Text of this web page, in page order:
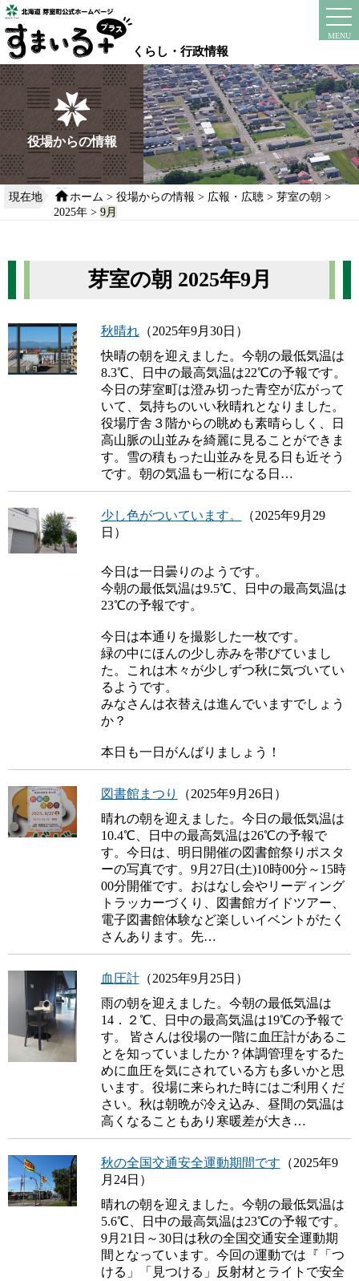
本
文
へ
移
動
る
くらし・行政情報
MENU
instagram
役場からの情報
現在地 ホーム > 役場からの情報 > 広報・広聴> 芽室の朝 >
2025年> 9月
芽室の朝 2025年9月
秋晴れ（2025年9月30日）
快晴の朝を迎えました。今朝の最低気温は
8.3℃、日中の最高気温は22℃の予報です。
今日の芽室町は澄み切った青空が広がって
いて、気持ちのいい秋晴れとなりました。
役場庁舎３階からの眺めも素晴らしく、日
高山脈の山並みを綺麗に見ることができま
す。雪の積もった山並みを見る日も近そう
です。朝の気温も一桁になる日…
少し色がついています。
（2025年9月29
日）
今日は一日曇りのようです。
今朝の最低気温は9.5℃、日中の最高気温は
23℃の予報です。
今日は本通りを撮影した一枚です。
緑の中にほんの少し赤みを帯びていまし
た。これは木々が少しずつ秋に気づいてい
るようです。
みなさんは衣替えは進んでいますでしょう
か？
本日も一日がんばりましょう！
図書館まつり
（2025年9月26日）
晴れの朝を迎えました。今日の最低気温は
10.4℃、日中の最高気温は26℃の予報で
す。今日は、明日開催の図書館祭りポスタ
ーの写真です。9月27日(土)10時00分～15時
00分開催です。おはなし会やリーディング
トラッカーづくり、図書館ガイドツアー、
電子図書館体験など楽しいイベントがたく
さんあります。先…
血圧計（2025年9月25日）
雨の朝を迎えました。今朝の最低気温は
14．２℃、日中の最高気温は19℃の予報で
す。 皆さんは役場の一階に血圧計があるこ
とを知っていましたか？体調管理をするた
めに血圧を気にされている方も多いかと思
います。役場に来られた時にはご利用くだ
さい。秋は朝晩が冷え込み、昼間の気温は
高くなることもあり寒暖差が大き…
秋の全国交通安全運動期間です （2025年9
月24日）
晴れの朝を迎えました。今朝の最低気温は
5.6℃、日中の最高気温は23℃の予報です。
9月21日～30日は秋の全国交通安全運動期
間となっています。今回の運動では『「つ
ける」「見つける」反射材とライトで安全